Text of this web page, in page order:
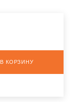
В КОРЗИНУ